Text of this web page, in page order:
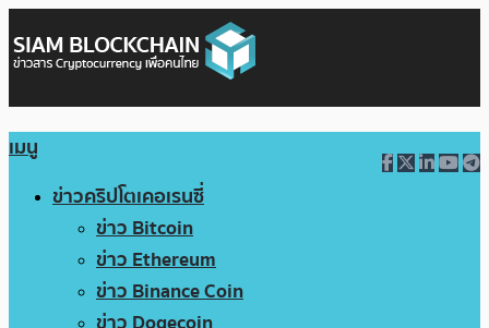
เมนู
ข่าวคริปโตเคอเรนซี่
ข่าว Bitcoin
ข่าว Ethereum
ข่าว Binance Coin